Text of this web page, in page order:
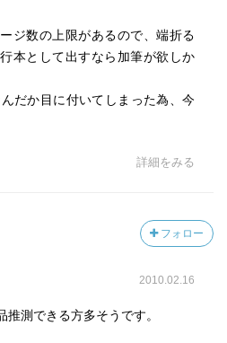
ジ数の上限があるので、端折る
本として出すなら加筆が欲しか
だか目に付いてしまった為、今
詳細をみる
フォロー
2010.02.16
測できる方多そうです。